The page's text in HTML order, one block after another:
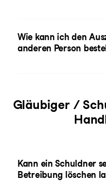
Wie kann ich den
anderen Person
Gläubiger /
Kann ein Schuldner
Betreibung löschen